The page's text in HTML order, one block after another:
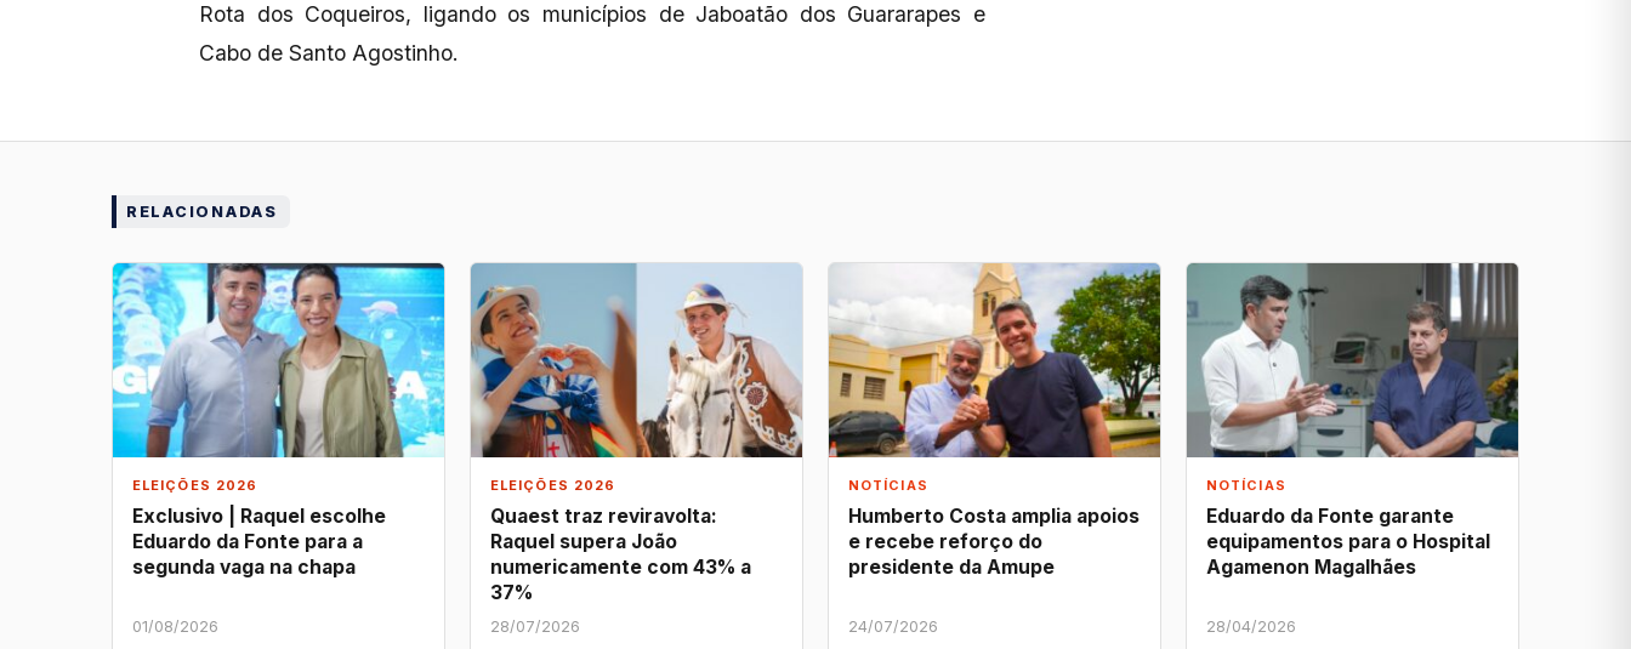
Rota dos Coqueiros, ligando os municípios de Jaboatão dos Guararapes e
Cabo de Santo Agostinho.
RELACIONADAS
ELEIÇÕES 2026
Exclusivo | Raquel escolhe
Eduardo da Fonte para a
segunda vaga na chapa
01/08/2026
ELEIÇÕES 2026
Quaest traz reviravolta:
Raquel supera João
numericamente com 43% a
37%
28/07/2026
NOTÍCIAS
Humberto Costa amplia apoios
e recebe reforço do
presidente da Amupe
24/07/2026
NOTÍCIAS
Eduardo da Fonte garante
equipamentos para o Hospital
Agamenon Magalhães
28/04/2026